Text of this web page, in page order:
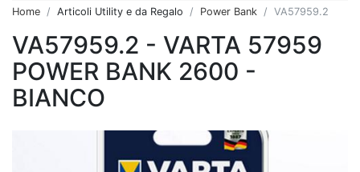
Home Articoli Utility e da Regalo Power Bank VA57959.2
VA57959.2 - VARTA 57959
POWER BANK 2600 -
BIANCO